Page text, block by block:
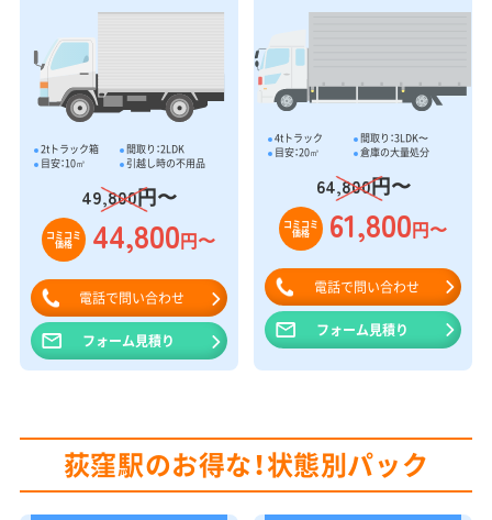
2tトラック箱
間取り：2LDK
目安：10㎥
引越し時の不用品
49,800円〜
コミコミ
価格 44,800円〜
電話で問い合わせ
フォーム見積り
4tトラック
間取り：3LDK〜
目安：20㎥
倉庫の大量処分
64,800円〜
コミコミ
価格 61,800円〜
電話で問い合わせ
フォーム見積り
荻窪駅のお得な！状態別パック